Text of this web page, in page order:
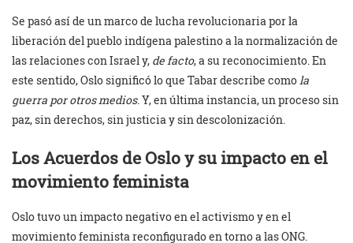
Se pasó así de un marco de lucha revolucionaria por la
liberación del pueblo indígena palestino a la normalización de
las relaciones con Israel y, de facto, a su reconocimiento. En
este sentido, Oslo significó lo que Tabar describe como la
guerra por otros medios. Y, en última instancia, un proceso sin
paz, sin derechos, sin justicia y sin descolonización.
Los Acuerdos de Oslo y su impacto en el
movimiento feminista
Oslo tuvo un impacto negativo en el activismo y en el
movimiento feminista reconfigurado en torno a las ONG.